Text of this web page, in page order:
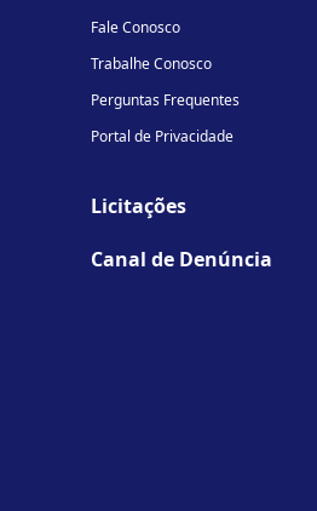
Fale Conosco
Trabalhe Conosco
Perguntas Frequentes
Portal de Privacidade
Licitações
Canal de Denúncia